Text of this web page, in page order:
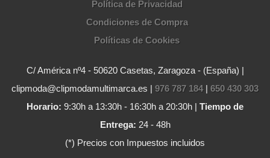
Política de Privacidad
Condiciones de Compra
Políticas de Cookies
C/ América nº4 - 50620 Casetas, Zaragoza - (España) |
clipmoda@clipmodamultimarca.es | 976 787 184| 650 430 303
Horario: 9:30h a 13:30h - 16:30h a 20:30h | Tiempo de
Entrega: 24 - 48h
(*) Precios con Impuestos incluidos